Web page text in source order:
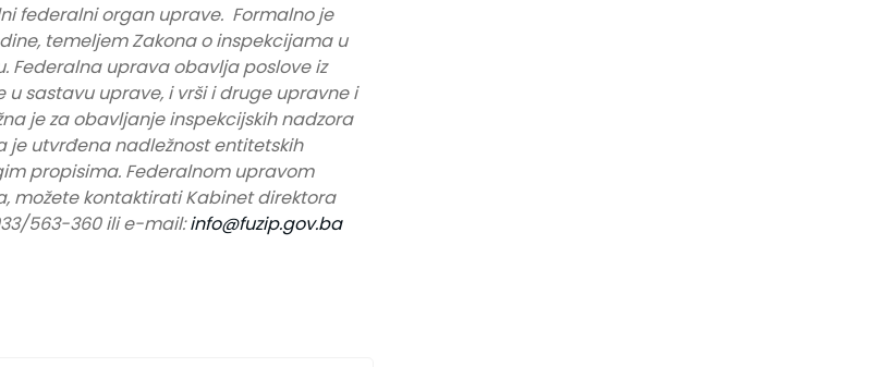
federalni organ uprave. Formalno je
temeljem Zakona o inspekcijama u
Federalna uprava obavlja poslove iz
sastavu uprave, i vrši i druge upravne i
je za obavljanje inspekcijskih nadzora
je utvrđena nadležnost entitetskih
propisima. Federalnom upravom
možete kontaktirati Kabinet direktora
563-360 ili e-mail:info@fuzip.gov.ba